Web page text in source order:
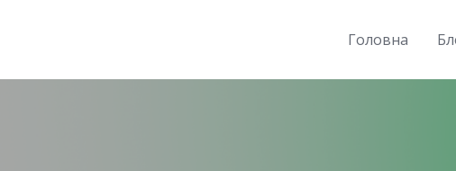
Головна